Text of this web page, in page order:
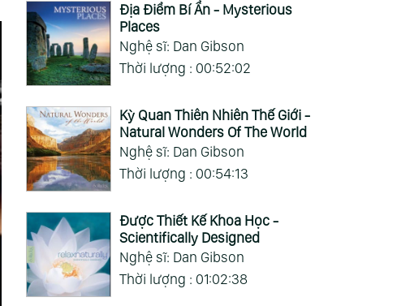
Địa Điểm Bí Ẩn - Mysterious
Places
Nghệ sĩ: Dan Gibson
Thời lượng : 00:52:02
Kỳ Quan Thiên Nhiên Thế Giới -
Natural Wonders Of The World
Nghệ sĩ: Dan Gibson
Thời lượng : 00:54:13
Được Thiết Kế Khoa Học -
Scientifically Designed
Nghệ sĩ: Dan Gibson
Thời lượng : 01:02:38